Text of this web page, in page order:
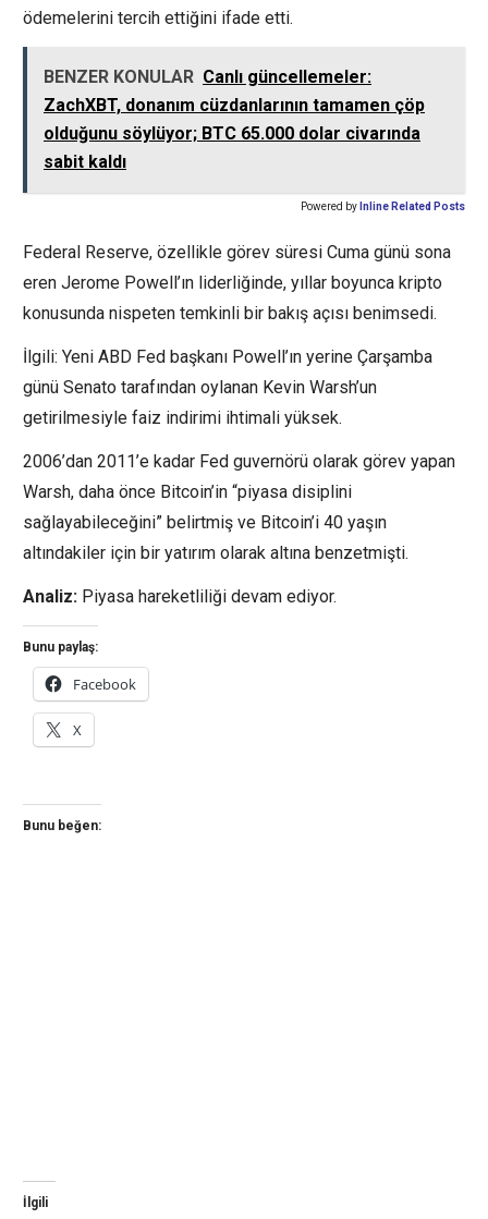
ödemelerini tercih ettiğini ifade etti.
BENZER KONULAR Canlı güncellemeler:
ZachXBT, donanım cüzdanlarının tamamen çöp
olduğunu söylüyor; BTC 65.000 dolar civarında
sabit kaldı
Powered by Inline Related Posts
Federal Reserve, özellikle görev süresi Cuma günü sona
eren Jerome Powell’ın liderliğinde, yıllar boyunca kripto
konusunda nispeten temkinli bir bakış açısı benimsedi.
İlgili: Yeni ABD Fed başkanı Powell’ın yerine Çarşamba
günü Senato tarafından oylanan Kevin Warsh’un
getirilmesiyle faiz indirimi ihtimali yüksek.
2006’dan 2011’e kadar Fed guvernörü olarak görev yapan
Warsh, daha önce Bitcoin’in “piyasa disiplini
sağlayabileceğini” belirtmiş ve Bitcoin’i 40 yaşın
altındakiler için bir yatırım olarak altına benzetmişti.
Analiz: Piyasa hareketliliği devam ediyor.
Bunu paylaş:
Facebook
X
Bunu beğen:
İlgili